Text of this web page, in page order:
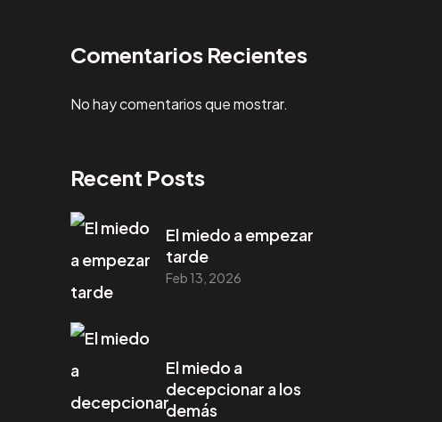
Comentarios Recientes
No hay comentarios que mostrar.
Recent Posts
El miedo a empezar
tarde
Feb 13, 2026
El miedo a
decepcionar a los
demás